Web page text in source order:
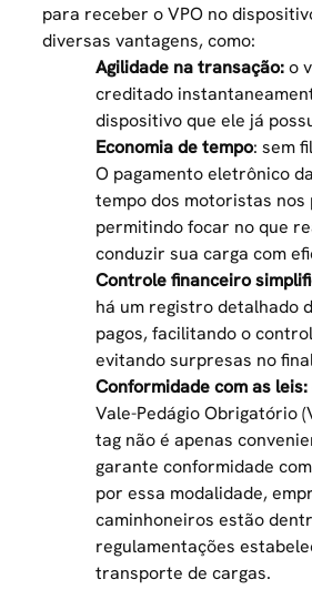
para receber o VPO no
diversas vantagens, como:
Agilidade na transação:o
creditado
dispositivo que ele já
Economia de tempo: sem
O pagamento eletrônico
tempo dos motoristas nos
permitindo focar no que
conduzir sua carga com
Controle financeiro
há um registro detalhado
pagos, facilitando o
evitando surpresas no
Conformidade com as leis:
Vale-Pedágio Obrigatório
tag não é apenas
garante conformidade
por essa modalidade,
caminhoneiros estão
regulamentações
transporte de cargas.